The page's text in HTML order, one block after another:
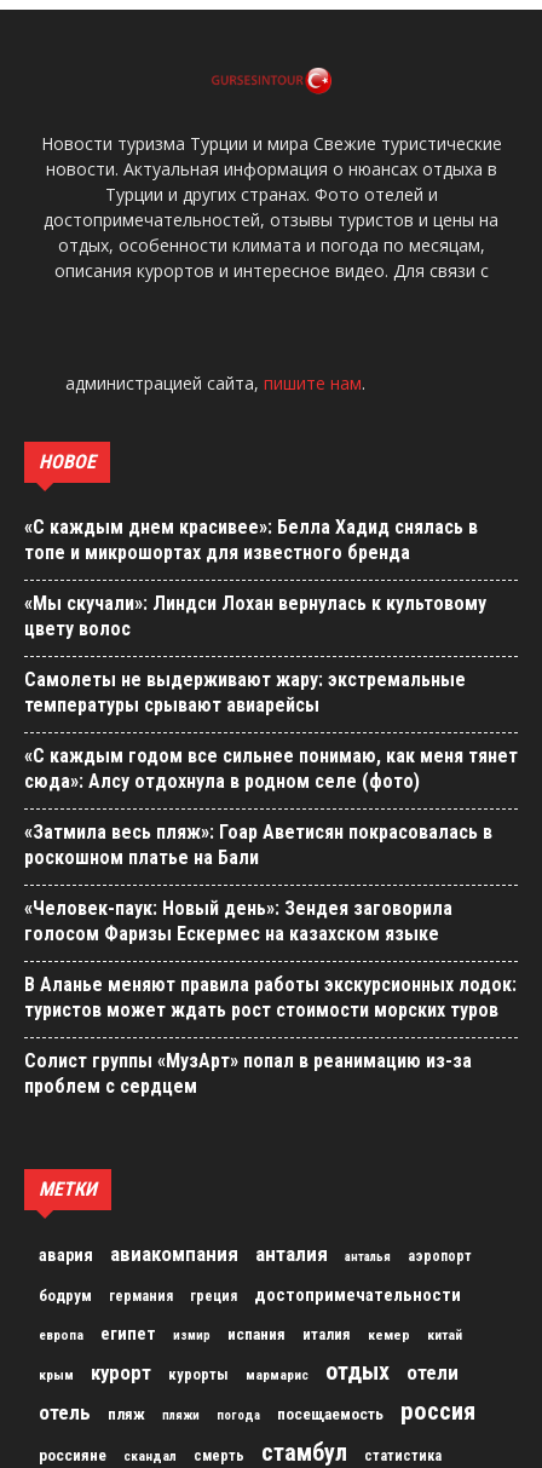
Новости туризма Турции и мира Свежие туристические
новости. Актуальная информация о нюансах отдыха в
Турции и других странах. Фото отелей и
достопримечательностей, отзывы туристов и цены на
отдых, особенности климата и погода по месяцам,
описания курортов и интересное видео. Для связи с
администрацией сайта, пишите нам.
НОВОЕ
«С каждым днем красивее»: Белла Хадид снялась в
топе и микрошортах для известного бренда
«Мы скучали»: Линдси Лохан вернулась к культовому
цвету волос
Самолеты не выдерживают жару: экстремальные
температуры срывают авиарейсы
«С каждым годом все сильнее понимаю, как меня тянет
сюда»: Алсу отдохнула в родном селе (фото)
«Затмила весь пляж»: Гоар Аветисян покрасовалась в
роскошном платье на Бали
«Человек-паук: Новый день»: Зендея заговорила
голосом Фаризы Ескермес на казахском языке
В Аланье меняют правила работы экскурсионных лодок:
туристов может ждать рост стоимости морских туров
Солист группы «МузАрт» попал в реанимацию из-за
проблем с сердцем
МЕТКИ
авария авиакомпания анталия анталья аэропорт
бодрум германия греция достопримечательности
европа египет измир испания италия кемер китай
крым курорт курорты мармарис отдых
отели
отель
пляж пляжи погода посещаемость россия
россияне скандал смерть стамбул статистика